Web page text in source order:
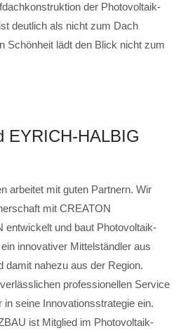
der Photovoltaik-
deutlich als nicht zum Dach
Schönheit lädt den Blick nicht zum
EYRICH-HALBIG
arbeitet mit guten Partnern. Wir
mit CREATON
entwickelt und baut Photovoltaik-
innovativer Mittelständler aus
damit nahezu aus der Region.
professionellen Service
in seine Innovationsstrategie ein.
ist Mitglied im Photovoltaik-